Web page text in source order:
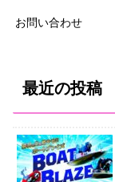
お問い合わせ
最近の投稿